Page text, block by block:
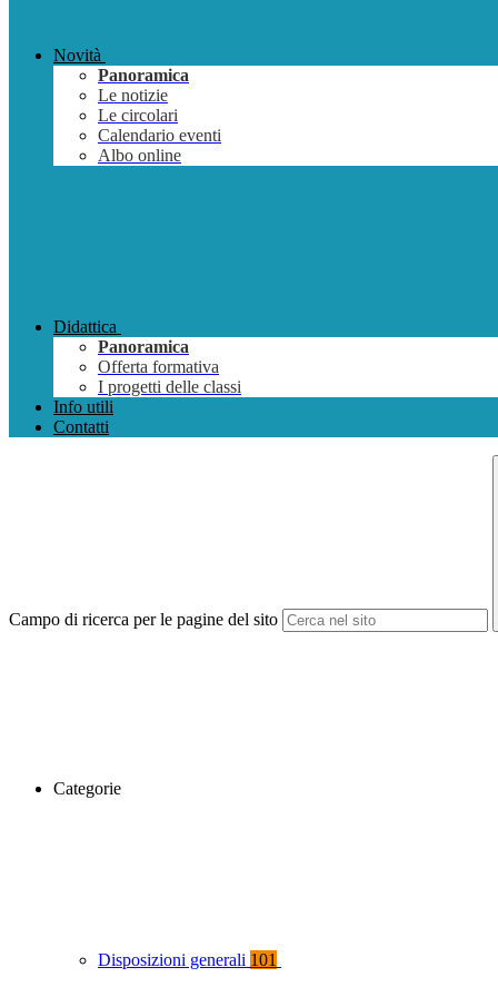
Novità
Panoramica
Le notizie
Le circolari
Calendario eventi
Albo online
Didattica
Panoramica
Offerta formativa
I progetti delle classi
Info utili
Contatti
Campo di ricerca per le pagine del sito
Categorie
Disposizioni generali 101